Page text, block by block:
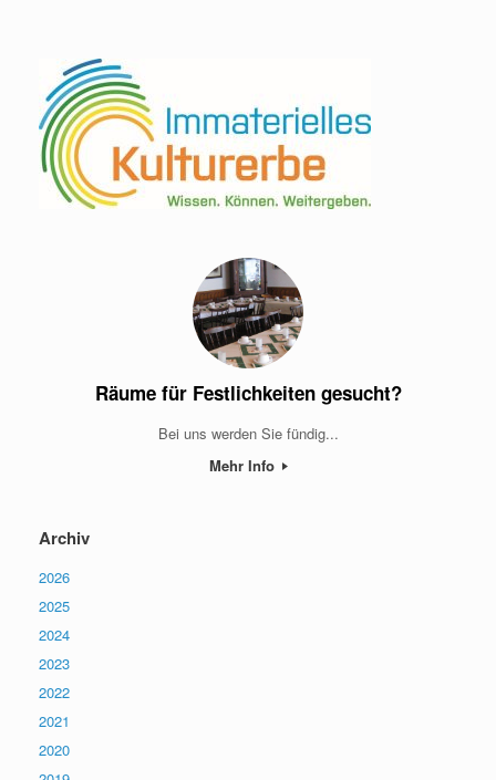
Räume für Festlichkeiten gesucht?
Bei uns werden Sie fündig...
Mehr Info
Archiv
2026
2025
2024
2023
2022
2021
2020